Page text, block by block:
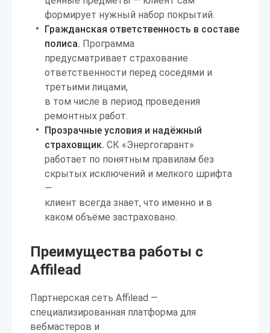
формирует нужный набор покрытий.
Гражданская ответственность в составе
полиса. Программа
предусматривает страхование
ответственности перед соседями и
третьими лицами,
в том числе в период проведения
ремонтных работ.
Прозрачные условия и надёжный
страховщик. СК «Энергогарант»
работает по понятным правилам без
скрытых исключений и мелкого шрифта
—
клиент всегда знает, что именно и в
каком объёме застраховано.
Преимущества работы с
Affilead
Партнерская сеть Affilead —
специализированная платформа для
вебмастеров и